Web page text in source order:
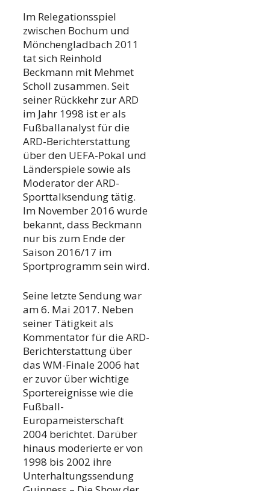
Im Relegationsspiel
zwischen Bochum und
Mönchengladbach 2011
tat sich Reinhold
Beckmann mit Mehmet
Scholl zusammen. Seit
seiner Rückkehr zur ARD
im Jahr 1998 ist er als
Fußballanalyst für die
ARD-Berichterstattung
über den UEFA-Pokal und
Länderspiele sowie als
Moderator der ARD-
Sporttalksendung tätig.
Im November 2016 wurde
bekannt, dass Beckmann
nur bis zum Ende der
Saison 2016/17 im
Sportprogramm sein wird.
Seine letzte Sendung war
am 6. Mai 2017. Neben
seiner Tätigkeit als
Kommentator für die ARD-
Berichterstattung über
das WM-Finale 2006 hat
er zuvor über wichtige
Sportereignisse wie die
Fußball-
Europameisterschaft
2004 berichtet. Darüber
hinaus moderierte er von
1998 bis 2002 ihre
Unterhaltungssendung